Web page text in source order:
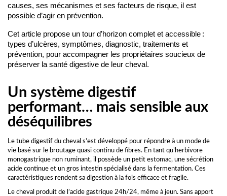
causes, ses mécanismes et ses facteurs de risque, il est
possible d’agir en prévention.
Cet article propose un tour d’horizon complet et accessible :
types d’ulcères, symptômes, diagnostic, traitements et
prévention, pour accompagner les propriétaires soucieux de
préserver la santé digestive de leur cheval.
Un système digestif
performant… mais sensible aux
déséquilibres
Le tube digestif du cheval s’est développé pour répondre à un mode de
vie basé sur le broutage quasi continu de fibres. En tant qu’herbivore
monogastrique non ruminant, il possède un petit estomac, une sécrétion
acide continue et un gros intestin spécialisé dans la fermentation. Ces
caractéristiques rendent sa digestion à la fois efficace et fragile.
Le cheval produit de l’acide gastrique 24h/24, même à jeun. Sans apport